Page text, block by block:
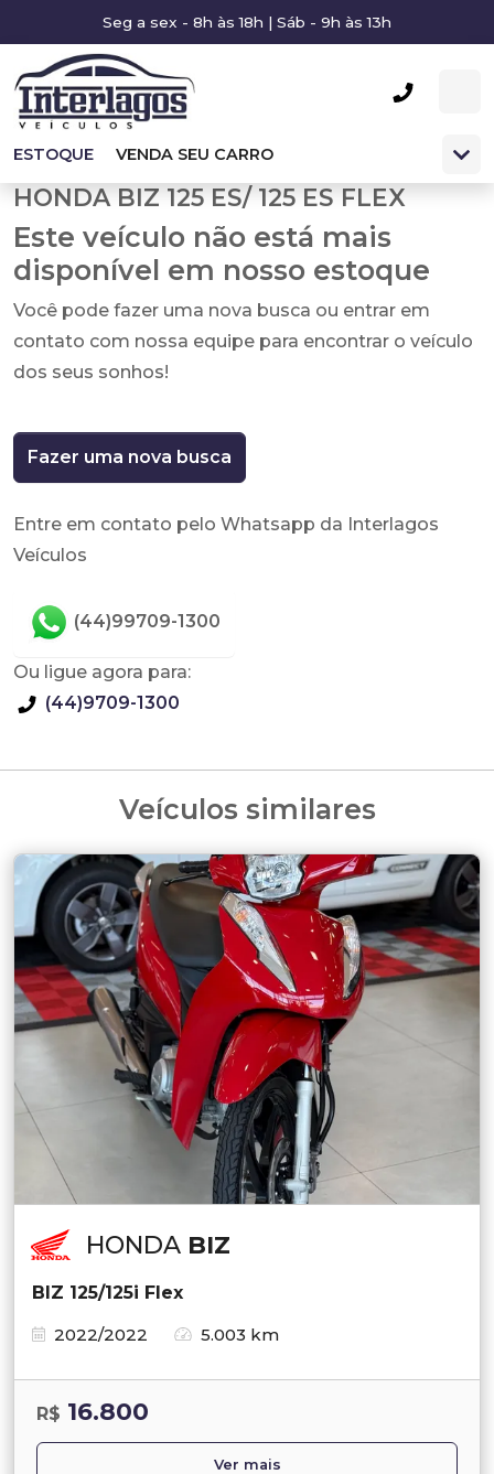
Seg a sex - 8h às 18h | Sáb - 9h às 13h
ESTOQUE VENDA SEU CARRO
HONDA BIZ 125 ES/ 125 ES FLEX
Este veículo não está mais
disponível em nosso estoque
Você pode fazer uma nova busca ou entrar em
contato com nossa equipe para encontrar o veículo
dos seus sonhos!
Fazer uma nova busca
Entre em contato pelo Whatsapp da Interlagos
Veículos
(44)99709-1300
Ou ligue agora para:
(44)9709-1300
Veículos similares
HONDA BIZ
BIZ 125/125i Flex
2022/2022
5.003 km
R$ 16.800
Ver mais